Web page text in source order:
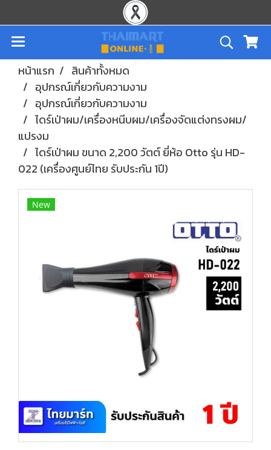
หน้าแรก
สินค้าทั้งหมด
อุปกรณ์เกี่ยวกับความงาม
อุปกรณ์เกี่ยวกับความงาม
ไดร์เป่าผม/เครื่องหนีบผม/เครื่องจัดแต่งทรงผม/
แปรงม
ไดร์เป่าผม ขนาด 2,200 วัตต์ ยี่ห้อ Otto รุ่น HD-
022 (เครื่องศูนย์ไทย รับประกัน 1ปี)
New